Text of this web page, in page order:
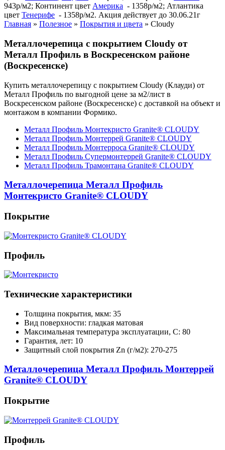
943р/м2; Континент цвет Америка - 1358р/м2; Атлантика
цвет Тенерифе - 1358р/м2. Акция действует до 30.06.21г
Главная » Полезное » Покрытия и цвета » Cloudy
Металлочерепица с покрытием Cloudy от
Металл Профиль в Воскресенском районе
(Воскресенске)
Купить металлочерепицу с покрытием Cloudy (Клауди) от
Металл Профиль по выгодной цене за м2/лист в
Воскресенском районе (Воскресенске) с доставкой на объект и
монтажом в компании Формико.
Металл Профиль Монтекристо Granite® CLOUDY
Металл Профиль Монтеррей Granite® CLOUDY
Металл Профиль Монтерроса Granite® CLOUDY
Металл Профиль Супермонтеррей Granite® CLOUDY
Металл Профиль Трамонтана Granite® CLOUDY
Металлочерепица Металл Профиль
Монтекристо Granite® CLOUDY
Покрытие
Профиль
Технические характеристики
Толщина покрытия, мкм: 35
Вид поверхности: гладкая матовая
Максимальная температура эксплуатации, С: 80
Гарантия, лет: 10
Защитный слой покрытия Zn (г/м2): 270-275
Металлочерепица Металл Профиль Монтеррей
Granite® CLOUDY
Покрытие
Профиль